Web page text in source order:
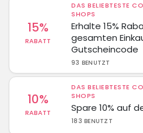
15%
RABATT
DAS BELIEBTESTE
SHOPS
Erhalte 15%
gesamten
Gutscheincode
93 BENUTZT
10%
RABATT
DAS BELIEBTESTE
SHOPS
Spare 10% auf
183 BENUTZT